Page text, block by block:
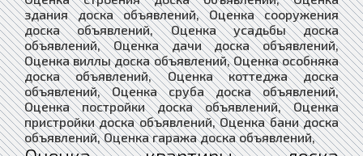
здания доска объявлений, Оценка сооружения
доска объявлений, Оценка усадьбы доска
объявлений, Оценка дачи доска объявлений,
Оценка виллы доска объявлений, Оценка особняка
доска объявлений, Оценка коттеджа доска
объявлений, Оценка сруба доска объявлений,
Оценка постройки доска объявлений, Оценка
пристройки доска объявлений, Оценка бани доска
объявлений, Оценка гаража доска объявлений,